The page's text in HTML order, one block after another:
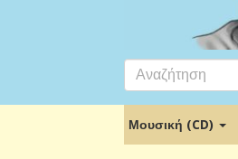
Μουσική (CD)